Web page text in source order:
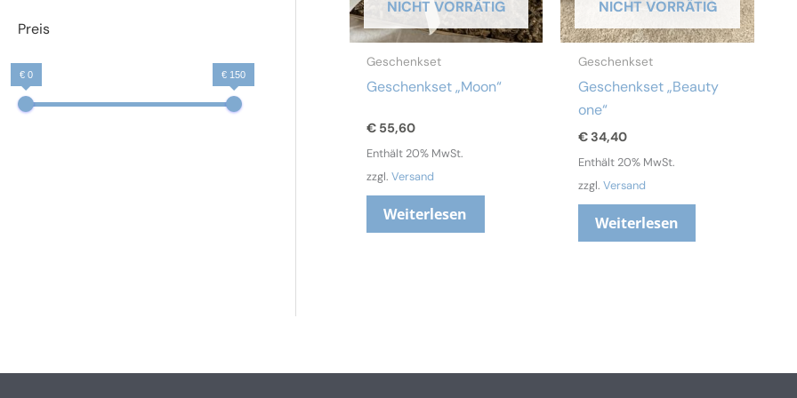
Preis
€ 0 € 150
NICHT VORRÄTIG
Geschenkset
Geschenkset „Moon“
€ 55,60
Enthält 20% MwSt.
zzgl.Versand
Weiterlesen
NICHT VORRÄTIG
Geschenkset
Geschenkset „Beauty
one“
€34,40
Enthält 20% MwSt.
zzgl. Versand
Weiterlesen